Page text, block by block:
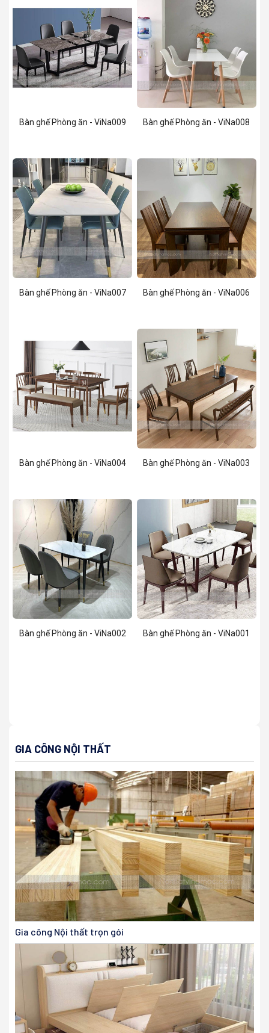
Bàn ghế Phòng ăn - ViNa009 Bàn ghế Phòng ăn - ViNa008
Bàn ghế Phòng ăn - ViNa007 Bàn ghế Phòng ăn - ViNa006
Bàn ghế Phòng ăn - ViNa004 Bàn ghế Phòng ăn - ViNa003
Bàn ghế Phòng ăn - ViNa002 Bàn ghế Phòng ăn - ViNa001
GIA CÔNG NỘI THẤT
Gia công Nội thất trọn gói